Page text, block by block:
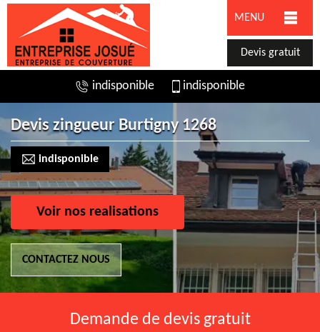
MENU
Devis gratuit
indisponible indisponible
Devis zingueur Burtigny 1268
indisponible
Voir nos realisations
CONTACTEZ NOUS
Demande de devis gratuit